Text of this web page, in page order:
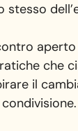
che
il